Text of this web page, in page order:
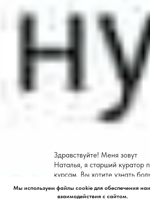
Мы используем файлы cookie для обеспечения
взаимодействия с сайтом.
Здравствуйте! Меня зовут
Наталья, я старший куратор
курсам. Вы хотите узнать
наших курсах?